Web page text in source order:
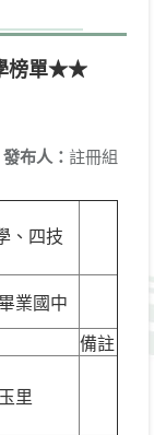
榜單★★
發布人： 註冊組
四技
業國中
備註
玉里